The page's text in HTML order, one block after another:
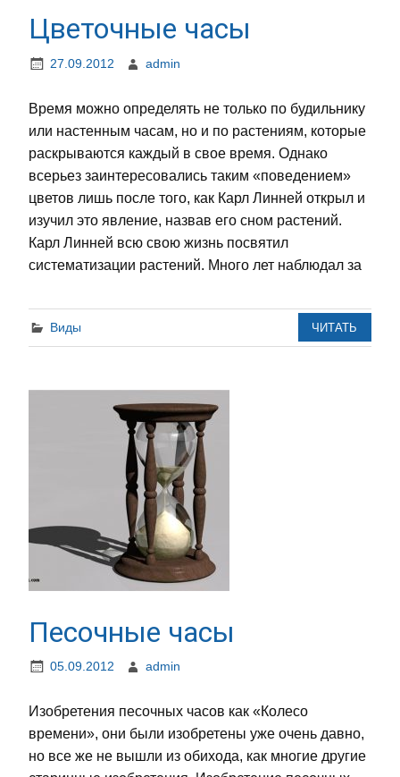
Цветочные часы
27.09.2012 admin
Время можно определять не только по будильнику
или настенным часам, но и по растениям, которые
раскрываются каждый в свое время. Однако
всерьез заинтересовались таким «поведением»
цветов лишь после того, как Карл Линней открыл и
изучил это явление, назвав его сном растений.
Карл Линней всю свою жизнь посвятил
систематизации растений. Много лет наблюдал за
Виды ЧИТАТЬ
Песочные часы
05.09.2012 admin
Изобретения песочных часов как «Колесо
времени», они были изобретены уже очень давно,
но все же не вышли из обихода, как многие другие